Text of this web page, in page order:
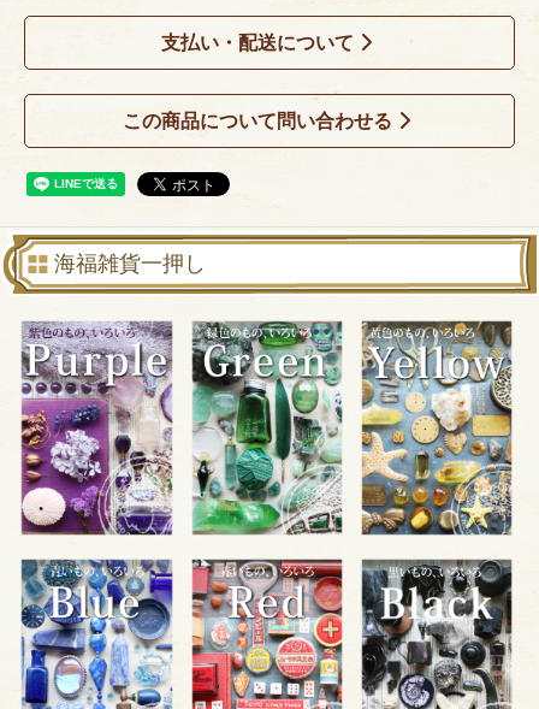
支払い・配送について
この商品について問い合わせる
海福雑貨一押し